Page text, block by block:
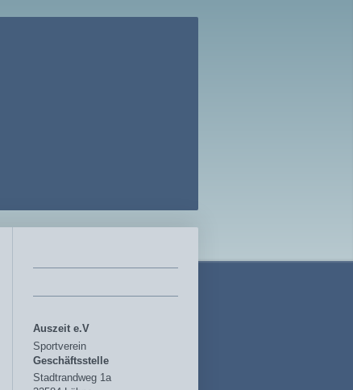
Auszeit e.V
Sportverein
Geschäftsstelle
Stadtrandweg 1a